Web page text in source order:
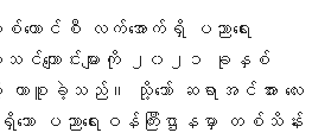
ောင်စီ လက်အောက်ရှိ ပညာရေး
သင်ကျောင်းများကို ၂၀၂၁ ခုနှစ်
စူခဲ့သည်။ သို့သော် ဆရာအင်အား လေး
ရှိသော ပညာရေးဝန်ကြီးဌာနမှာ တစ်သိန်း